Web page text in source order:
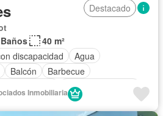
Destacado
40 m²
discapacidad
Agua
Balcón
Barbecue
Cuarto de servicio
Jardín
Inmobiliaria